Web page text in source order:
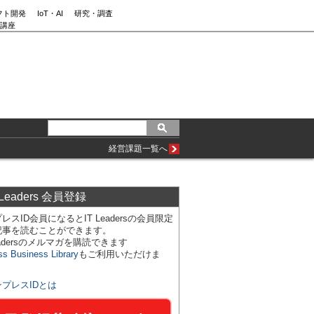
ト開発 IoT・AI
研究・調査
座
経営課題一覧へ
会員登録
スID会員になるとIT Leadersの会員限定
を読むことができます。
のメルマガを購読できます
Business Libraryもご利用いただけま
プレスIDとは